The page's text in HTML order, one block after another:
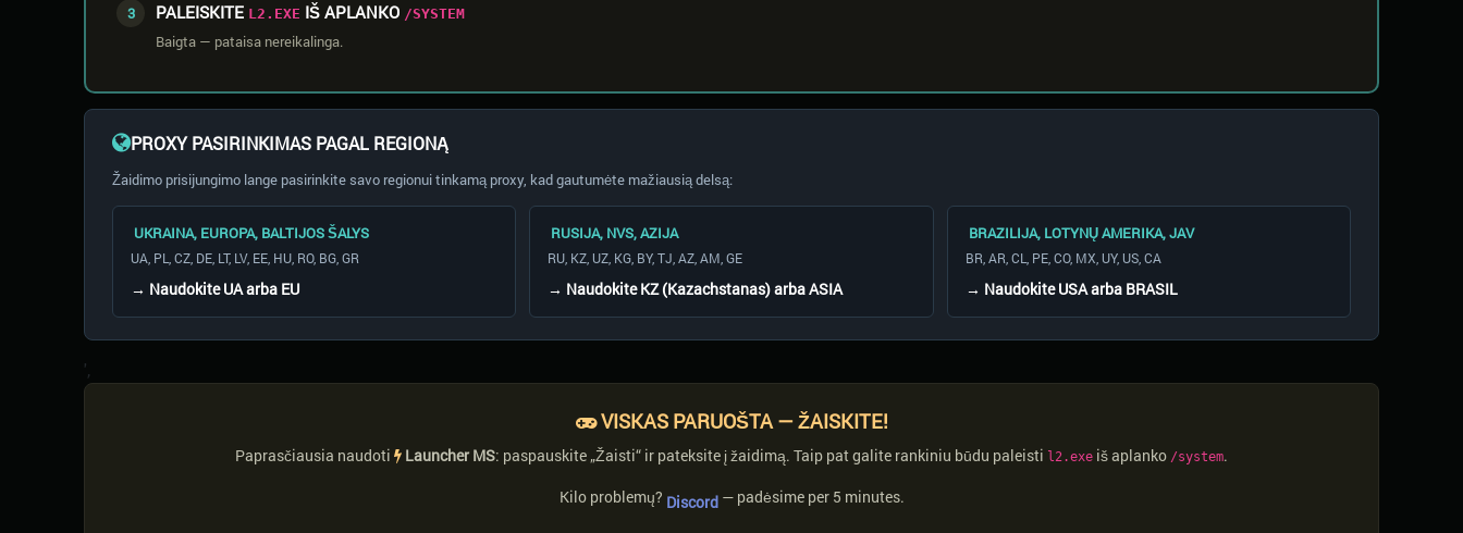
3 PALEISKITE L2.EXE IŠ APLANKO /SYSTEM
Baigta — pataisa nereikalinga.
PROXY PASIRINKIMAS PAGAL REGIONĄ
Žaidimo prisijungimo lange pasirinkite savo regionui tinkamą proxy, kad gautumėte mažiausią delsą:
UKRAINA, EUROPA, BALTIJOS ŠALYS
UA, PL, CZ, DE, LT, LV, EE, HU, RO, BG, GR
→ NaudokiteUAarba EU
RUSIJA, NVS, AZIJA
RU, KZ, UZ, KG, BY, TJ, AZ, AM, GE
→ NaudokiteKZ (Kazachstanas)arbaASIA
BRAZILIJA, LOTYNŲ AMERIKA, JAV
BR, AR, CL, PE, CO, MX, UY, US, CA
→ NaudokiteUSAarba BRASIL
',
VISKAS PARUOŠTA — ŽAISKITE!
Paprasčiausia naudoti Launcher MS: paspauskite „Žaisti“ ir pateksite į žaidimą. Taip pat galite rankiniu būdu paleisti l2.exe iš aplanko /system.
Kilo problemų? Discord— padėsime per 5 minutes.